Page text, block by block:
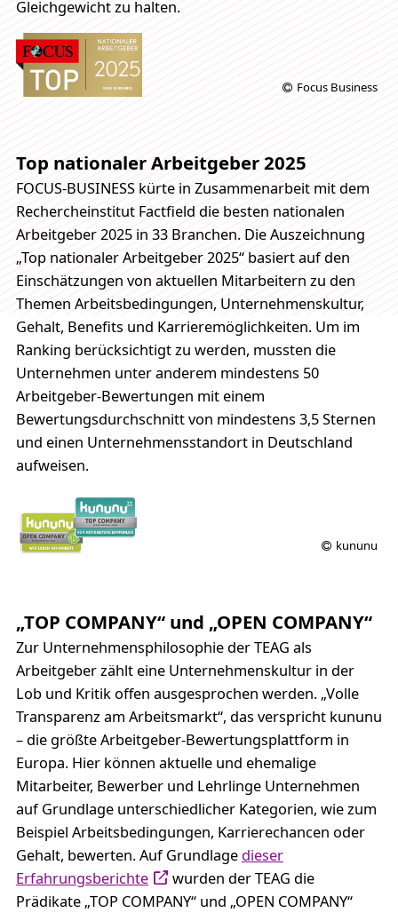
Gleichgewicht zu halten.
Top nationaler Arbeitgeber 2025
Focus Business
FOCUS-BUSINESS kürte in Zusammenarbeit mit dem
Rechercheinstitut Factfield die besten nationalen
Arbeitgeber 2025 in 33 Branchen. Die Auszeichnung
„Top nationaler Arbeitgeber 2025“ basiert auf den
Einschätzungen von aktuellen Mitarbeitern zu den
Themen Arbeitsbedingungen, Unternehmenskultur,
Gehalt, Benefits und Karrieremöglichkeiten. Um im
Ranking berücksichtigt zu werden, mussten die
Unternehmen unter anderem mindestens 50
Arbeitgeber-Bewertungen mit einem
Bewertungsdurchschnitt von mindestens 3,5 Sternen
und einen Unternehmensstandort in Deutschland
aufweisen.
„TOP COMPANY“ und „OPEN COMPANY“
kununu
Zur Unternehmensphilosophie der TEAG als
Arbeitgeber zählt eine Unternehmenskultur in der
Lob und Kritik offen ausgesprochen werden. „Volle
Transparenz am Arbeitsmarkt“, das verspricht kununu
– die größte Arbeitgeber-Bewertungsplattform in
Europa. Hier können aktuelle und ehemalige
Mitarbeiter, Bewerber und Lehrlinge Unternehmen
auf Grundlage unterschiedlicher Kategorien, wie zum
Beispiel Arbeitsbedingungen, Karrierechancen oder
Gehalt, bewerten. Auf Grundlage dieser
Erfahrungsberichte
wurden der TEAG die
Prädikate „TOP COMPANY“ und „OPEN COMPANY“